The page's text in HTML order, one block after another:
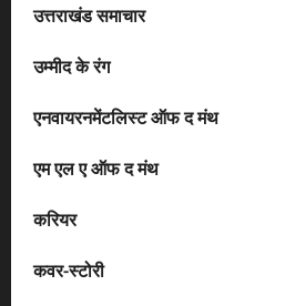
उत्तराखंड समाचार
उम्मीद के रंग
एनवायरनमेंटलिस्ट ऑफ द मंथ
एम एल ए ऑफ द मंथ
करियर
कवर-स्टोरी